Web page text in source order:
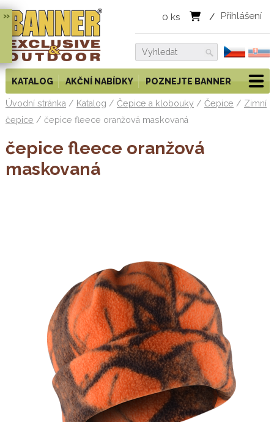
» Přihlášení
0 ks /
KATALOG AKČNÍ NABÍDKY POZNEJTE BANNER
Úvodní stránka / Katalog / Čepice a klobouky / Čepice / Zimní
čepice / čepice fleece oranžová maskovaná
čepice fleece oranžová
maskovaná